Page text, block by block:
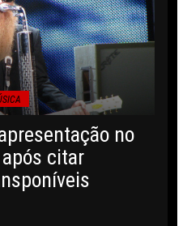
no
citar